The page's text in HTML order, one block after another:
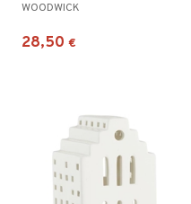
WOODWICK
28,50 €